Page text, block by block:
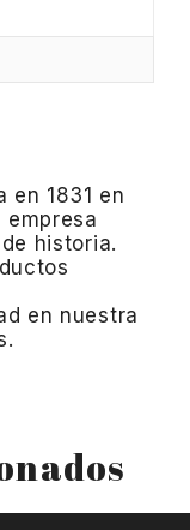
en 1831 en
historia.
en nuestra